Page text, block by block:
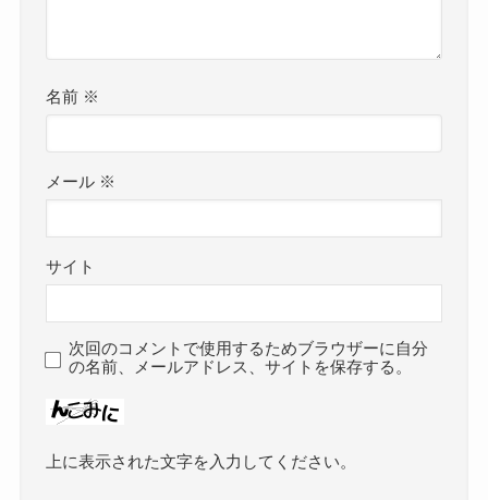
名前 ※
メール ※
サイト
次回のコメントで使用するためブラウザーに自分
の名前、メールアドレス、サイトを保存する。
上に表示された文字を入力してください。